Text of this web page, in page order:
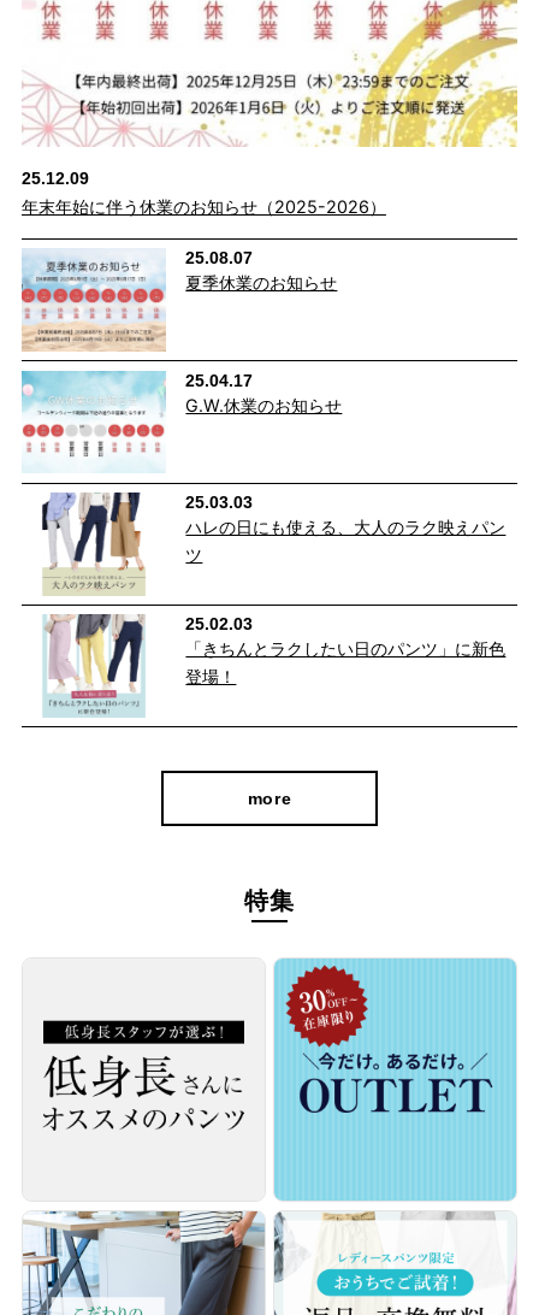
ウエストは総ゴム仕様。締めつけ感のない快
適な穿き心地
ウエストは総ゴム仕様。独自のパターン設計で、見た目はスッキ
リしながらも締め付け感は少なく、長時間はいていても窮屈さを
感じにくくなっています。
くなっています。 また、お尻の位置を高く設定し、後ろダーツは
脇に引き上げるように倒したことで、ゆとりがありつつもヒップ
がグッとあがった印象になりました。
25.12.09
年末年始に伴う休業のお知らせ（2025-2026）
25.08.07
夏季休業のお知らせ
25.04.17
G.W.休業のお知らせ
25.03.03
ハレの日にも使える、大人のラク映えパン
ツ
25.02.03
「きちんとラクしたい日のパンツ」に新色
登場！
more
特集